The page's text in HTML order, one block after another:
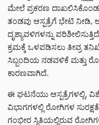
ಮೇಲೆ ಪ್ರಕರಣ
ತಂಡವು ಆಸ್ಪತ್ರೆಗೆ ಭೇಟಿ
ದೃಶ್ಯಾವಳಿಗಳನ್ನು
ಕ್ರಮಕ್ಕೆ ಒಳಪಡಿಸಲು ತೀವ್ರ
ಸಿಬ್ಬಂದಿಯ ನಡವಳಿಕೆ ಮತ್ತು
ಕಾರಣವಾಗಿದೆ.
ಈ ಘಟನೆಯು ಆಸ್ಪತ್ರೆಗಳಲ್ಲಿ,
ವಿಭಾಗಗಳಲ್ಲಿ ರೋಗಿಗಳ
ಗಂಭೀರ ಸ್ಥಿತಿಯಲ್ಲಿರುವ